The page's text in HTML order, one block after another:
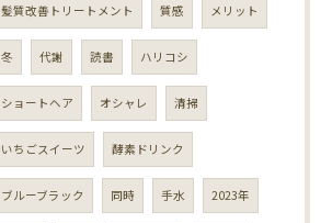
髪質改善トリートメント 質感 メリット
冬 代謝 読書 ハリコシ
ショートヘア オシャレ 清掃
いちごスイーツ 酵素ドリンク
ブルーブラック 同時 手水 2023年